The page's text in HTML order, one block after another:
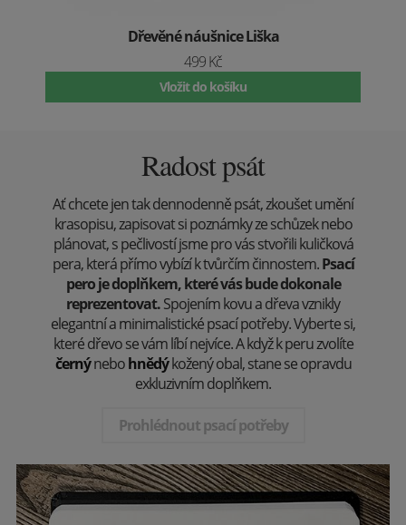
Dřevěné náušnice Liška
499 Kč
Vložit do košíku
Radost psát
Ať chcete jen tak dennodenně psát, zkoušet umění
krasopisu, zapisovat si poznámky ze schůzek nebo
plánovat, s pečlivostí jsme pro vás stvořili kuličková
pera, která přímo vybízí k tvůrčím činnostem.Psací
pero je doplňkem, které vás bude dokonale
reprezentovat.Spojením kovu a dřeva vznikly
elegantní a minimalistické psací potřeby. Vyberte si,
které dřevo se vám líbí nejvíce. A když k peru zvolíte
černýnebohnědýkožený obal, stane se opravdu
exkluzivním doplňkem.
Prohlédnout psací potřeby